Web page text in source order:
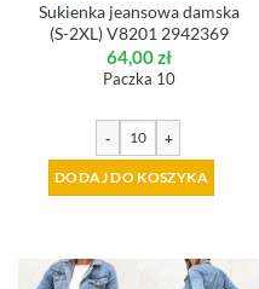
Sukienka jeansowa damska
(S-2XL) V8201 2942369
64,00zł
Paczka 10
- +
DODAJ DO KOSZYKA